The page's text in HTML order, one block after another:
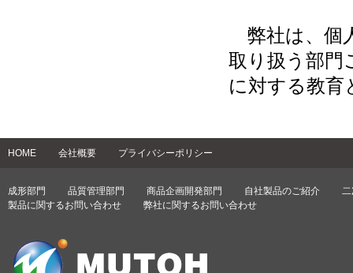
弊社は、個
取り扱う部門
に対する教育
HOME 会社概要 プライバシーポリシー
成形部門 品質管理部門 商品企画開発部門 自社製品のご紹介
製品に関するお問い合わせ
弊社に関するお問い合わせ